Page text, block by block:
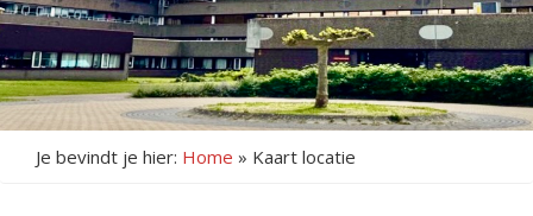
Je bevindt je hier: Home » Kaart locatie